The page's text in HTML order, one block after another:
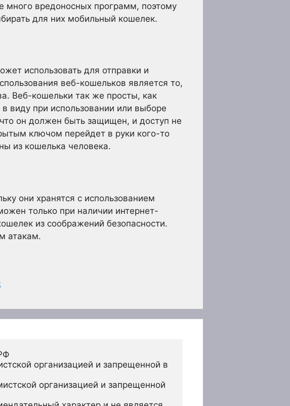
много вредоносных программ, поэтому
для них мобильный кошелек.
использовать для отправки и
веб-кошельков является то,
Веб-кошельки так же просты, как
виду при использовании или выборе
он должен быть защищен, и доступ не
ключом перейдет в руки кого-то
из кошелька человека.
они хранятся с использованием
только при наличии интернет-
из соображений безопасности.
атакам.
организацией и запрещенной в
организацией и запрещенной